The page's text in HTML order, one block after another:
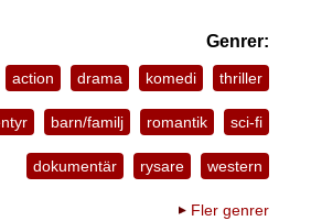
Genrer:
action drama komedi thriller
barn/familj romantik sci-fi
dokumentär rysare western
Fler genrer